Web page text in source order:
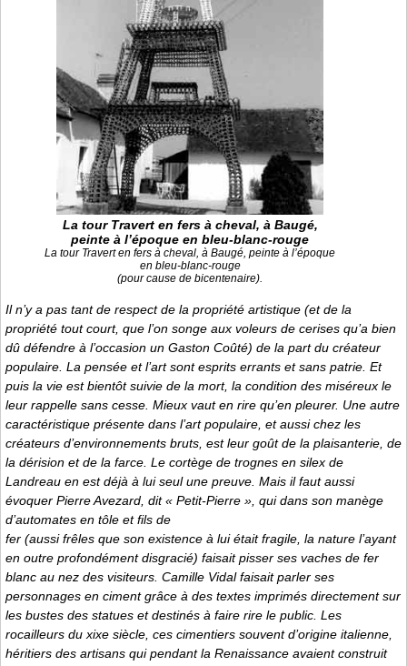
La tour Travert en fers à cheval, à Baugé,
peinte à l’époque en bleu-blanc-rouge
La tour Travert en fers à cheval, à Baugé, peinte à l’époque
en bleu-blanc-rouge
(pour cause de bicentenaire).
Il n’y a pas tant de respect de la propriété artistique (et de la
propriété tout court, que l’on songe aux voleurs de cerises qu’a bien
dû défendre à l’occasion un Gaston Coûté) de la part du créateur
populaire. La pensée et l’art sont esprits errants et sans patrie. Et
puis la vie est bientôt suivie de la mort, la condition des miséreux le
leur rappelle sans cesse. Mieux vaut en rire qu’en pleurer. Une autre
caractéristique présente dans l’art populaire, et aussi chez les
créateurs d’environnements bruts, est leur goût de la plaisanterie, de
la dérision et de la farce. Le cortège de trognes en silex de
Landreau en est déjà à lui seul une preuve. Mais il faut aussi
évoquer Pierre Avezard, dit « Petit-Pierre », qui dans son manège
d’automates en tôle et fils de
fer (aussi frêles que son existence à lui était fragile, la nature l’ayant
en outre profondément disgracié) faisait pisser ses vaches de fer
blanc au nez des visiteurs. Camille Vidal faisait parler ses
personnages en ciment grâce à des textes imprimés directement sur
les bustes des statues et destinés à faire rire le public. Les
rocailleurs du xixe siècle, ces cimentiers souvent d’origine italienne,
héritiers des artisans qui pendant la Renaissance avaient construit